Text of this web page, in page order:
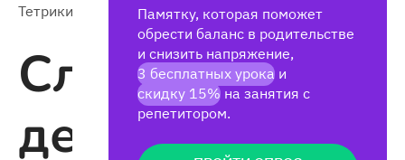
Тетрики
Слитное,
дефисное
Памятку, которая поможет
обрести баланс в родительстве
и снизить напряжение,
3 бесплатных урока и
скидку 15%на занятия с
репетитором.